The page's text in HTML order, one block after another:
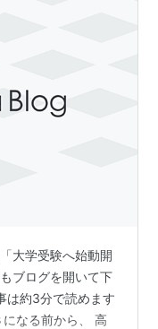
大学受験へ始動開
ブログを開いて下
は約3分で読めます
なる前から、 高